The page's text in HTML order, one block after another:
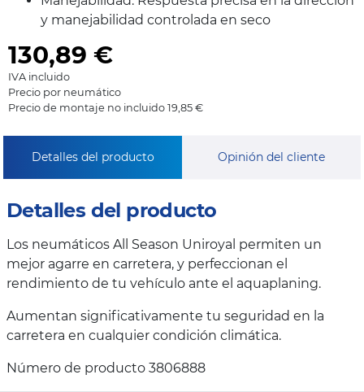
y manejabilidad controlada en seco
130,89 €
IVA incluido
Precio por neumático
Precio de montaje no incluido 19,85 €
Detalles del producto Opinión del cliente
Detalles del producto
Los neumáticos All Season Uniroyal permiten un
mejor agarre en carretera, y perfeccionan el
rendimiento de tu vehículo ante el aquaplaning.
Aumentan significativamente tu seguridad en la
carretera en cualquier condición climática.
Número de producto 3806888